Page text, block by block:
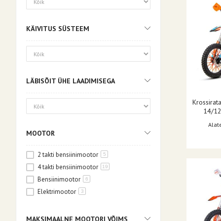
14/
valge/roheline 2
KÄIVITUS SÜSTEEM
LÄBISÕIT ÜHE LAADIMISEGA
MOOTOR
2 takti bensiinimootor 5
4 takti bensiinimootor 19
Bensiinimootor 6
Elektrimootor 3
MAKSIMAALNE MOOTORI VÕIMS